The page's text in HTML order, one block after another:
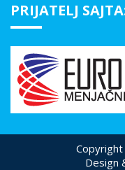
PRIJATELJ
Design